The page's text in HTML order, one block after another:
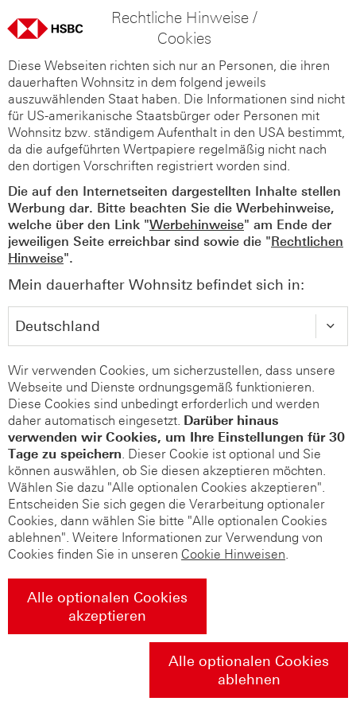
Rechtliche Hinweise /
Cookies
Diese Webseiten richten sich nur an Personen, die ihren
dauerhaften Wohnsitz in dem folgend jeweils
auszuwählenden Staat haben. Die Informationen sind nicht
für US-amerikanische Staatsbürger oder Personen mit
Wohnsitz bzw. ständigem Aufenthalt in den USA bestimmt,
da die aufgeführten Wertpapiere regelmäßig nicht nach
den dortigen Vorschriften registriert worden sind.
Die auf den Internetseiten dargestellten Inhalte stellen
Werbung dar. Bitte beachten Sie die Werbehinweise,
welche über den Link "Werbehinweise" am Ende der
jeweiligen Seite erreichbar sind sowie die "Rechtlichen
Hinweise".
Mein dauerhafter Wohnsitz befindet sich in:
Wir verwenden Cookies, um sicherzustellen, dass unsere
Webseite und Dienste ordnungsgemäß funktionieren.
Diese Cookies sind unbedingt erforderlich und werden
daher automatisch eingesetzt. Darüber hinaus
verwenden wir Cookies, um Ihre Einstellungen für 30
Tage zu speichern. Dieser Cookie ist optional und Sie
können auswählen, ob Sie diesen akzeptieren möchten.
Wählen Sie dazu "Alle optionalen Cookies akzeptieren".
Entscheiden Sie sich gegen die Verarbeitung optionaler
Cookies, dann wählen Sie bitte "Alle optionalen Cookies
ablehnen". Weitere Informationen zur Verwendung von
Cookies finden Sie in unseren Cookie Hinweisen.
Alle optionalen Cookies
akzeptieren
Alle optionalen Cookies
ablehnen